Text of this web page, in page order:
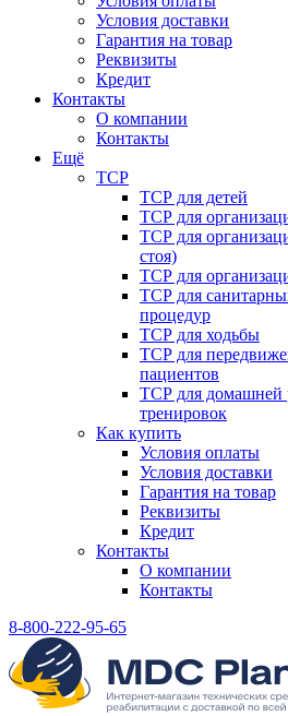
Условия доставки
Гарантия на товар
Реквизиты
Кредит
Контакты
О компании
Контакты
Ещё
ТСР
ТСР для детей
ТСР для
ТСР для
стоя)
ТСР для
ТСР для
процедур
ТСР для ходьбы
ТСР для
пациентов
ТСР для домашней
тренировок
Как купить
Условия оплаты
Условия доставки
Гарантия на товар
Реквизиты
Кредит
Контакты
О компании
Контакты
8-800-222-95-65